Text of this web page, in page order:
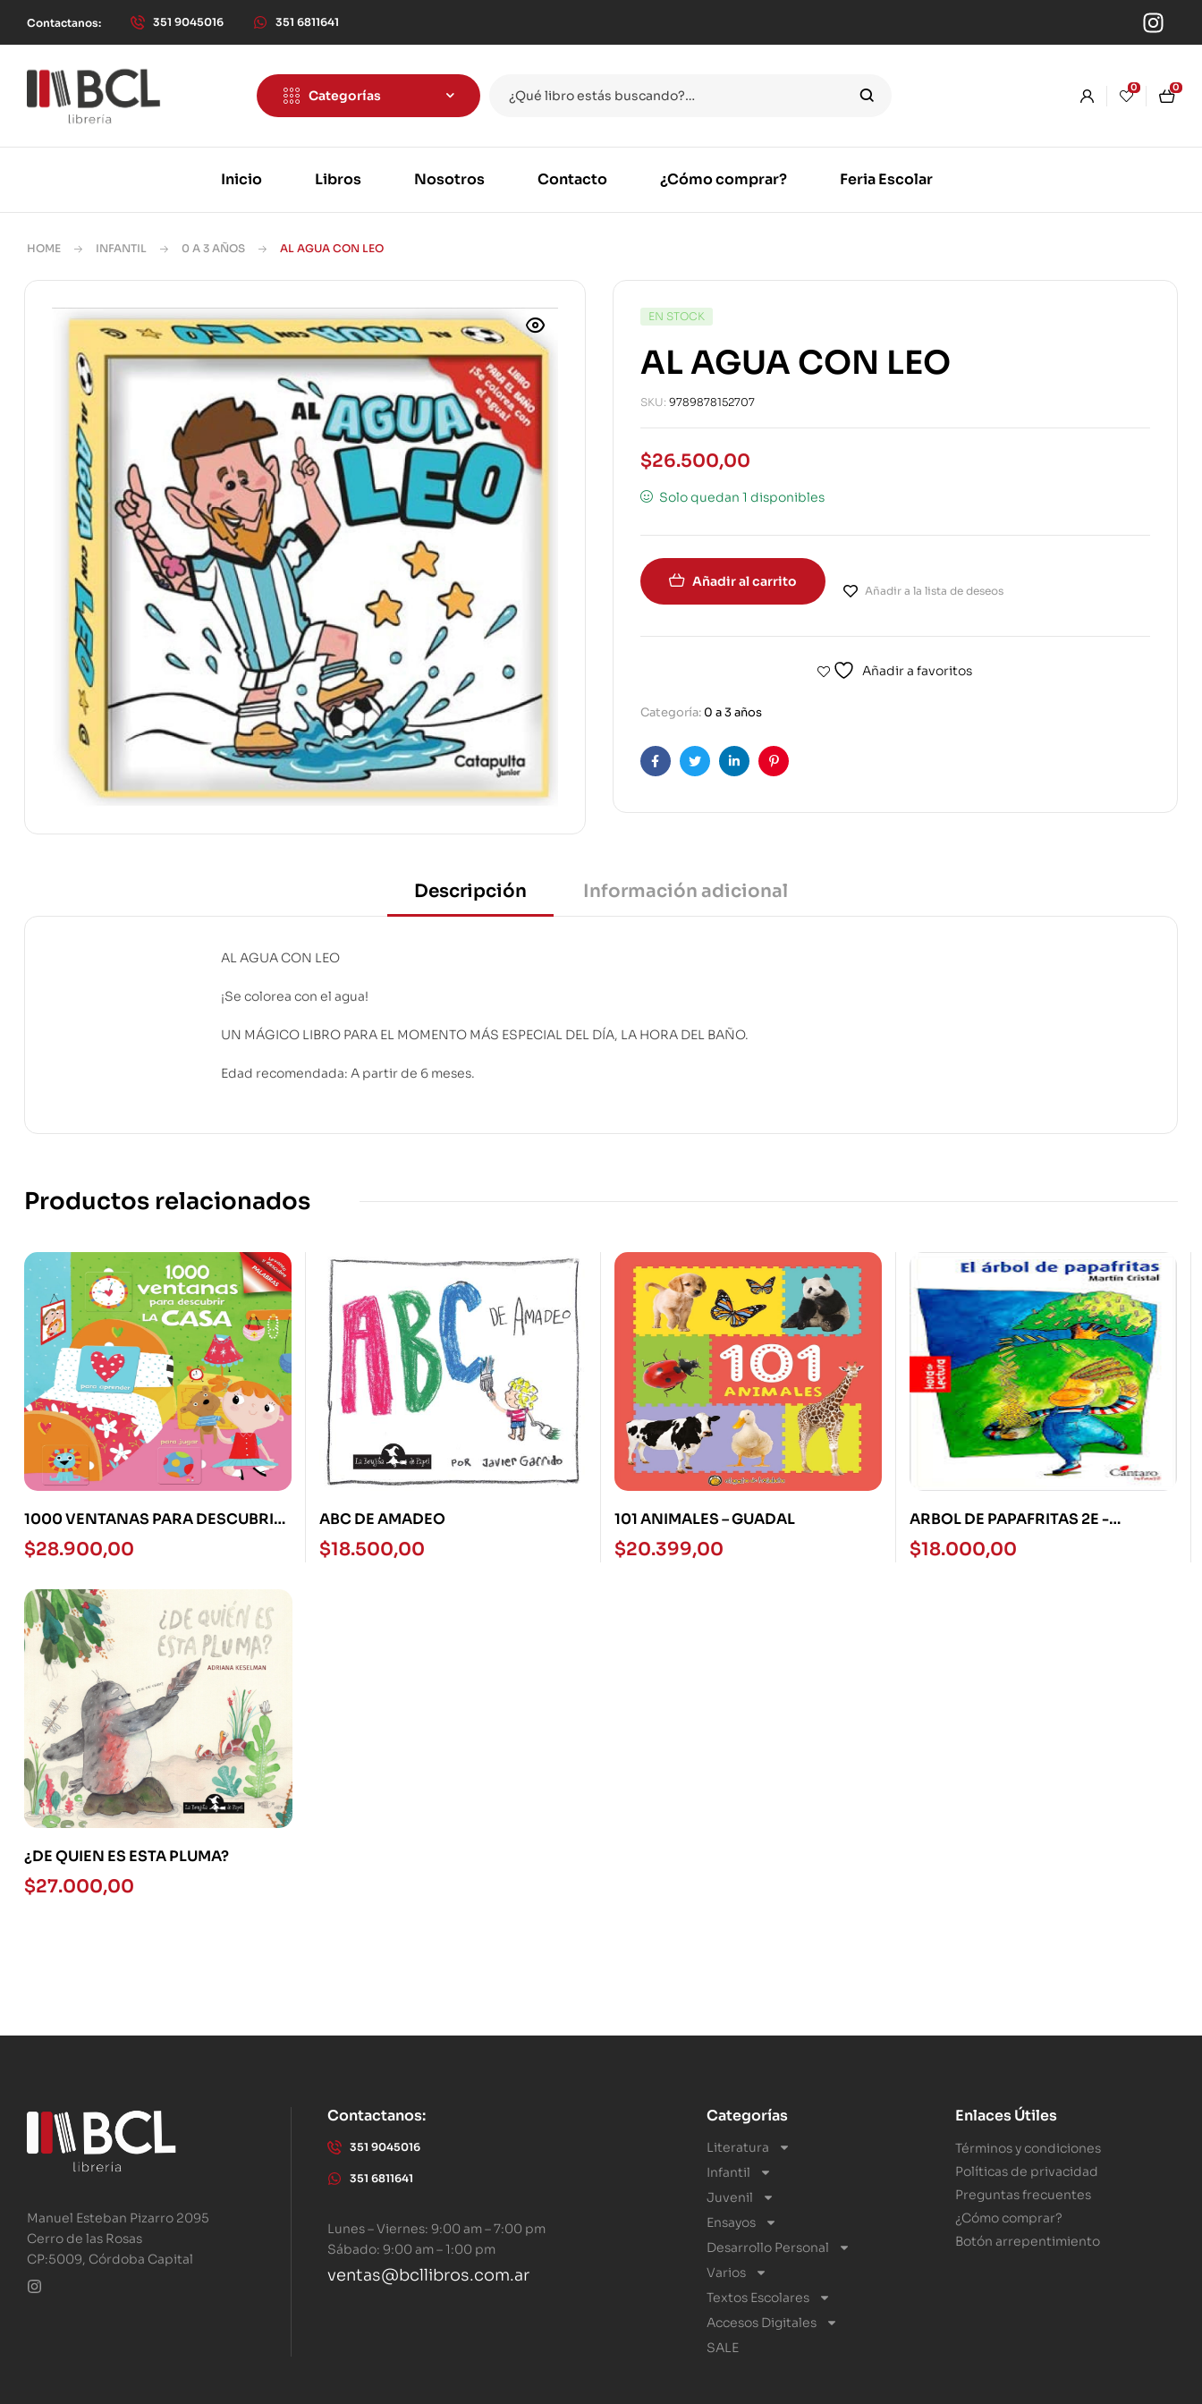
Contactanos: 351 9045016 351 6811641
Categorías
0 0
Inicio Libros Nosotros Contacto ¿Cómo comprar? Feria Escolar
HOME INFANTIL 0 A 3 AÑOS AL AGUA CON LEO
EN STOCK
AL AGUA CON LEO
SKU: 9789878152707
$26.500,00
Solo quedan 1 disponibles
Añadir al carrito
Añadir a la lista de deseos
Añadir a favoritos
Categoría: 0 a 3 años
FacebookTwitterLinkedinPinterest
Descripción Información adicional
AL AGUA CON LEO
¡Se colorea con el agua!
UN MÁGICO LIBRO PARA EL MOMENTO MÁS ESPECIAL DEL DÍA, LA HORA DEL BAÑO.
Edad recomendada: A partir de 6 meses.
Productos relacionados
1000 VENTANAS PARA DESCUBRIR
LA CASA
$28.900,00
ABC DE AMADEO
$18.500,00
101 ANIMALES – GUADAL
$20.399,00
ARBOL DE PAPAFRITAS 2E -
CANTARO
$18.000,00
¿DE QUIEN ES ESTA PLUMA?
$27.000,00
Manuel Esteban Pizarro 2095
Cerro de las Rosas
CP:5009, Córdoba Capital
Contactanos:
351 9045016
351 6811641
Lunes – Viernes: 9:00 am – 7:00 pm
Sábado: 9:00 am – 1:00 pm
ventas@bcllibros.com.ar
Categorías
Literatura
Infantil
Juvenil
Ensayos
Desarrollo Personal
Varios
Textos Escolares
Accesos Digitales
SALE
Enlaces Útiles
Términos y condiciones
Políticas de privacidad
Preguntas frecuentes
¿Cómo comprar?
Botón arrepentimiento